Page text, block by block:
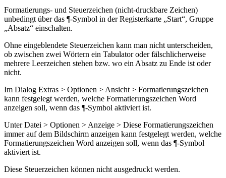
Formatierungs- und Steuerzeichen (nicht-druckbare Zeichen)
unbedingt über das ¶-Symbol in der Registerkarte „Start“, Gruppe
„Absatz“ einschalten.
Ohne eingeblendete Steuerzeichen kann man nicht unterscheiden,
ob zwischen zwei Wörtern ein Tabulator oder fälschlicherweise
mehrere Leerzeichen stehen bzw. wo ein Absatz zu Ende ist oder
nicht.
Im Dialog Extras > Optionen > Ansicht > Formatierungszeichen
kann festgelegt werden, welche Formatierungszeichen Word
anzeigen soll, wenn das ¶-Symbol aktiviert ist.
UnterDatei > Optionen > Anzeige > Diese Formatierungszeichen
immer auf dem Bildschirm anzeigen kann festgelegt werden, welche
Formatierungszeichen Word anzeigen soll, wenn das ¶-Symbol
aktiviert ist.
Diese Steuerzeichen können nicht ausgedruckt werden.